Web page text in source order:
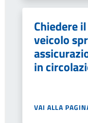
Chiedere
veicolo
in
VAI ALLA